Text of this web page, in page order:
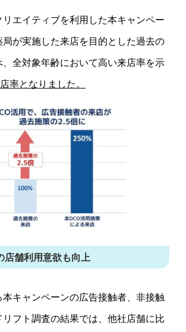
エイティブを利用した本キャンペー
局が実施した来店を目的とした過去の
全対象年齢において高い来店率を示
率となりました。
店舗利用意欲も向上
キャンペーンの広告接触者、非接触
フト調査の結果では、他社店舗に比